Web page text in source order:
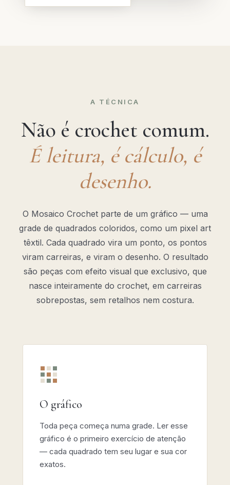
A TÉCNICA
Não é crochet comum.
É leitura, é cálculo, é
desenho.
O Mosaico Crochet parte de um gráfico — uma
grade de quadrados coloridos, como um pixel art
têxtil. Cada quadrado vira um ponto, os pontos
viram carreiras, e viram o desenho. O resultado
são peças com efeito visual que exclusivo, que
nasce inteiramente do crochet, em carreiras
sobrepostas, sem retalhos nem costura.
O gráfico
Toda peça começa numa grade. Ler esse
gráfico é o primeiro exercício de atenção
— cada quadrado tem seu lugar e sua cor
exatos.